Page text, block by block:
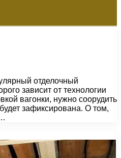
отделочный
зависит от технологии
вагонки, нужно соорудить
зафиксирована. О том,